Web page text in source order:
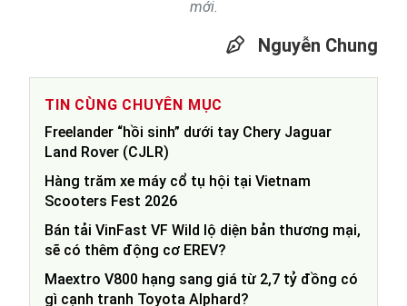
mới.
Nguyễn Chung
TIN CÙNG CHUYÊN MỤC
Freelander “hồi sinh” dưới tay Chery Jaguar
Land Rover (CJLR)
Hàng trăm xe máy cổ tụ hội tại Vietnam
Scooters Fest 2026
Bán tải VinFast VF Wild lộ diện bản thương mại,
sẽ có thêm động cơ EREV?
Maextro V800 hạng sang giá từ 2,7 tỷ đồng có
gì cạnh tranh Toyota Alphard?